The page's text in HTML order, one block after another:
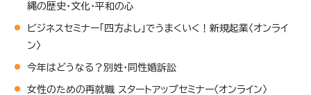
縄の歴史・文化・平和の心
ビジネスセミナー「四方よし」でうまくいく！新規起業〈オンライ
ン〉
今年はどうなる？別姓・同性婚訴訟
女性のための再就職 スタートアップセミナー〈オンライン〉